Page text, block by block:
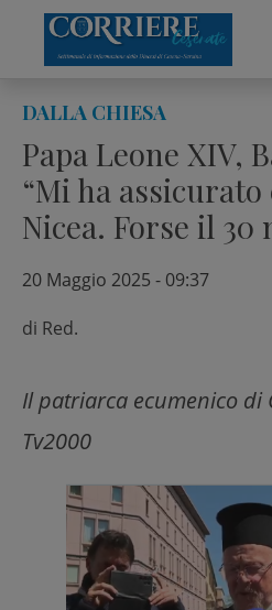
content
DALLA CHIESA
Papa Leone XIV,
“Mi ha
Nicea. Forse il 30
20 Maggio 2025 - 09:37
di Red.
Il patriarca ecumenico di
Tv2000